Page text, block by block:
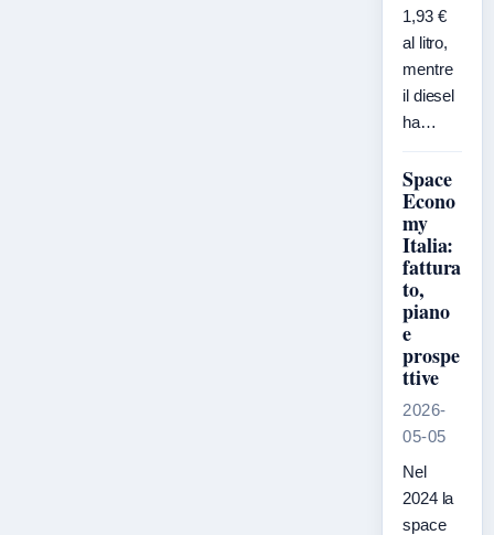
1,93 €
al litro,
mentre
il diesel
ha…
Space
Econo
my
Italia:
fattura
to,
piano
e
prospe
ttive
2026-
05-05
Nel
2024 la
space